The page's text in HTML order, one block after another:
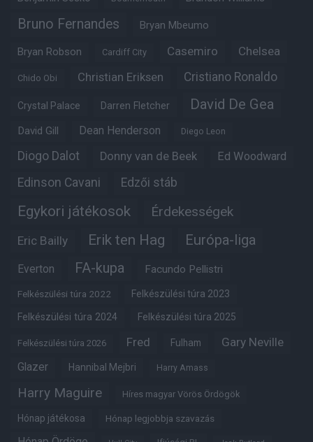
Bruno Fernandes Bryan Mbeumo
Bryan Robson Cardiff City Casemiro Chelsea
Chido Obi Christian Eriksen Cristiano Ronaldo
Crystal Palace Darren Fletcher David De Gea
David Gill Dean Henderson Diego Leon
Diogo Dalot Donny van de Beek Ed Woodward
Edinson Cavani Edzői stáb
Egykori játékosok Érdekességek
Eric Bailly Erik ten Hag Európa-liga
Everton FA-kupa Facundo Pellistri
Felkészülési túra 2022 Felkészülési túra 2023
Felkészülési túra 2024 Felkészülési túra 2025
Felkészülési túra 2026 Fred Fulham Gary Neville
Glazer Hannibal Mejbri Harry Amass
Harry Maguire Híres magyar Vörös Ördögök
Hónap játékosa Hónap legjobbja szavazás